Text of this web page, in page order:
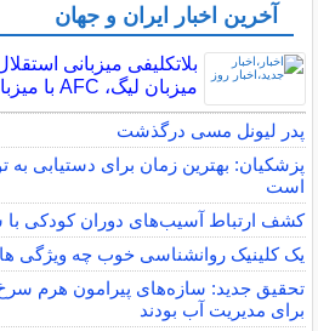
آخرین اخبار ایران و جهان
بلاتکلیفی میزبانی
میزبان لیگ، AFC با میزبانی عراق مخالفت کرد
پدر لیونل مسی درگذشت
پزشکیان: بهترین زمان برای دستیابی به
است
کشف ارتباط آسیب‌های دوران کودکی با
یک کلینیک روانشناسی خوب چه ویژگی
تحقیق جدید: سازه‌های پیرامون هرم
برای مدیریت آب بودند